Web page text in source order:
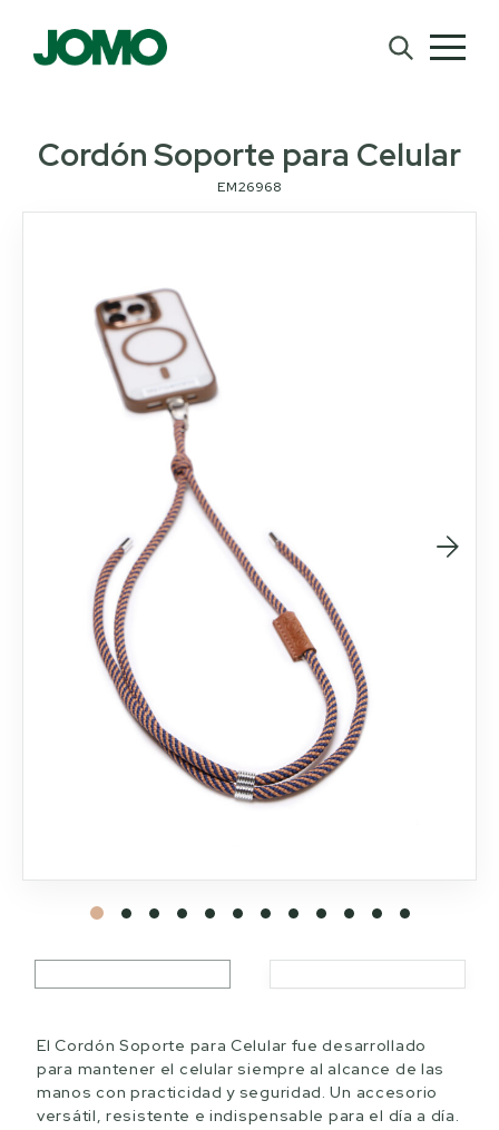
Cordón Soporte para Celular
EM26968
El Cordón Soporte para Celular fue desarrollado
para mantener el celular siempre al alcance de las
manos con practicidad y seguridad. Un accesorio
versátil, resistente e indispensable para el día a día.